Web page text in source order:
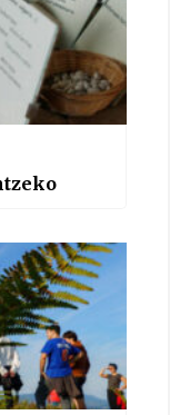
saioan